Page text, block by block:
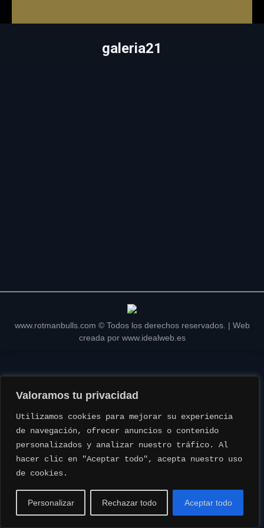
Valoramos tu privacidad
Utilizamos cookies para mejorar su experiencia
de navegación, ofrecer anuncios o contenido
personalizados y analizar nuestro tráfico. Al
hacer clic en "Aceptar todo", acepta nuestro uso
de cookies.
Personalizar Rechazar todo Aceptar todo
galeria21
www.rotmanbulls.com © Todos los derechos reservados. | Web
creada por www.idealweb.es